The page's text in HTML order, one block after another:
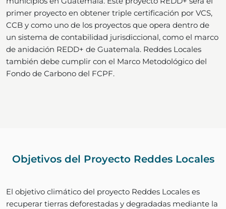
primer proyecto en obtener triple certificación por VCS,
CCB y como uno de los proyectos que opera dentro de
un sistema de contabilidad jurisdiccional, como el marco
de anidación REDD+ de Guatemala. Reddes Locales
también debe cumplir con el Marco Metodológico del
Fondo de Carbono del FCPF.
Objetivos del Proyecto Reddes Locales
El objetivo climático del proyecto Reddes Locales es
recuperar tierras deforestadas y degradadas mediante la